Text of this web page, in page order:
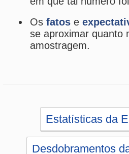
Simulador de Apostas